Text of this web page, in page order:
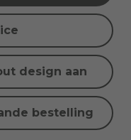
design aan
bestelling